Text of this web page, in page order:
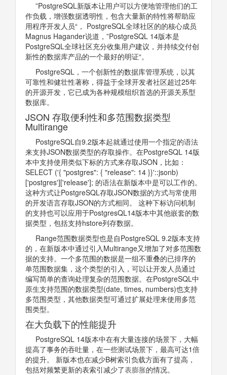
”PostgreSQL新版本让用户可以方便地管理他们的工
作负载，增强数据透明性，包含大量新的特性将帮助应
用程序开发人员“， PostgreSQL全球社区的的核心成员
Magnus Hagander说道，”PostgreSQL 14版本是
PostgreSQL全球社区充分收集用户建议，并持续交付创
新性的数据库产品的一个最好的明证“。
PostgreSQL，一个创新性的数据库管理系统，以其
可靠性和健壮性著称，得益于全球开发者社区超过25年
的开源开发，它已成为各种规模组织首选的开源关系型
数据库。
JSON 存取便利性和多范围数据类型
Multirange
PostgreSQL自9.2版本起就通过使用一个指定的语法
来支持JSON数据类型的存取操作。在PostgreSQL 14版
本中支持使用类似下标的方式来存取JSON，比如：
SELECT ('{ "postgres": { "release": 14 }}'::jsonb)
['postgres']['release']; 的语法在新版本中是可以工作的。
这种方式让PostgreSQL存取JSON数据的方式与常使用
的开发语言存取JSON的方式相同。 这种下标访问机制
的支持也可以应用于PostgresQL14版本中其他嵌套的数
据类型，包括支持hstore列存数据。
Range范围数据类型也是自PostgreSQL 9.2版本支持
的，在新版本中通过引入Multirange又增加了对多范围数
据的支持。一个多范围的数据是一组不重叠的已排序的
单范围数据集，这个类型的引入，可以让开发人员通过
编写简单的查询处理复杂的范围数据。在PostgreSQL中
原生支持范围的数据类型(date, times, numbers)也支持
多范围类型，其他数据类型可通过扩展处理来使用多范
围类型。
在大负载下的性能提升
PostgreSQL 14版本中在有大量连接的场景下，大幅
提高了事务的吞吐量，在一些测试场景下，最高可达1倍
的提升。 新版本也在减少B树索引负载方面有了提高，
包括对频繁更新的表索引减少了表膨胀的情况。